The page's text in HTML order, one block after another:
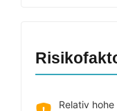
Relativ